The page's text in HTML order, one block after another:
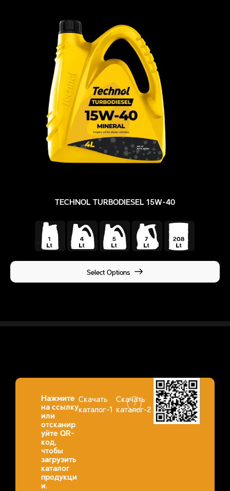
TECHNOL TURBODIESEL 15W-40
Select Options
Нажмите
на ссылку
или
отсканир
уйте QR-
код,
чтобы
загрузить
каталог
продукци
и.
Скачать
каталог-1
Скачать
каталог-2